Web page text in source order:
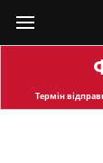
Термін